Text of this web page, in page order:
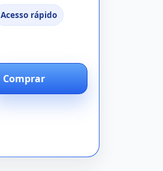
Acesso rápido
Comprar